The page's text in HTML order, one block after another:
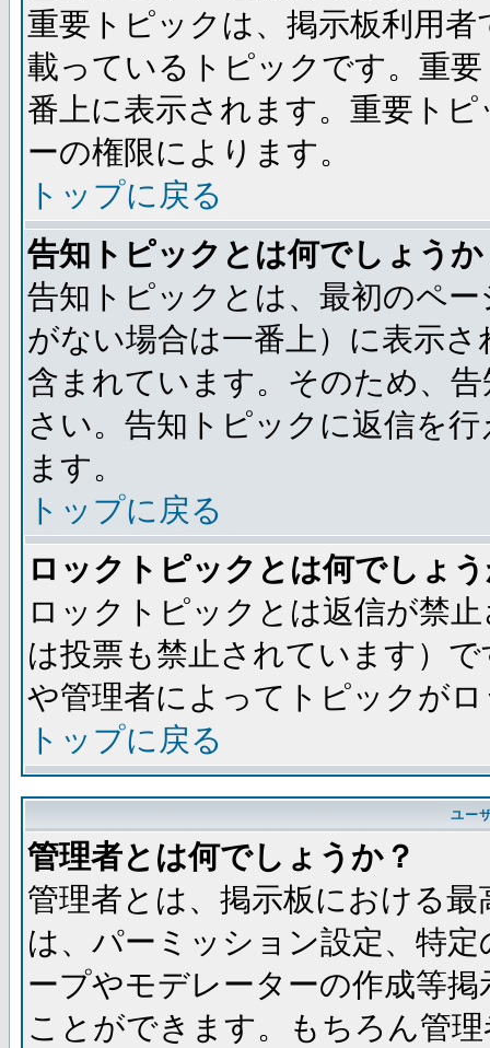
重要トピックは、掲示板利用
載っているトピックです。重
番上に表示されます。重要ト
ーの権限によります。
トップに戻る
告知トピックとは何でしょうか
告知トピックとは、最初のペ
がない場合は一番上）に表示
含まれています。そのため、
さい。告知トピックに返信を
ます。
トップに戻る
ロックトピックとは何でしょ
ロックトピックとは返信が禁
は投票も禁止されています）
や管理者によってトピックが
トップに戻る
ユー
管理者とは何でしょうか？
管理者とは、掲示板における
は、パーミッション設定、特
ープやモデレーターの作成等
ことができます。もちろん管